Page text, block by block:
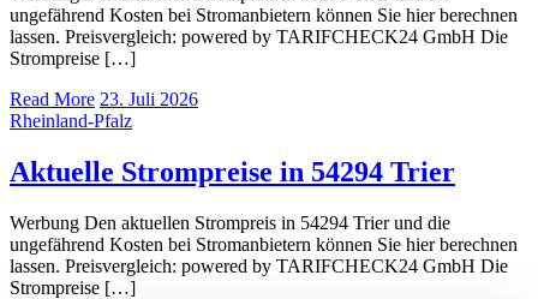
ungefährend Kosten bei Stromanbietern können Sie hier berechnen
lassen. Preisvergleich: powered by TARIFCHECK24 GmbH Die
Strompreise […]
Read More 23. Juli 2026
Rheinland-Pfalz
Aktuelle Strompreise in 54294 Trier
Werbung Den aktuellen Strompreis in 54294 Trier und die
ungefährend Kosten bei Stromanbietern können Sie hier berechnen
lassen. Preisvergleich: powered by TARIFCHECK24 GmbH Die
Strompreise […]